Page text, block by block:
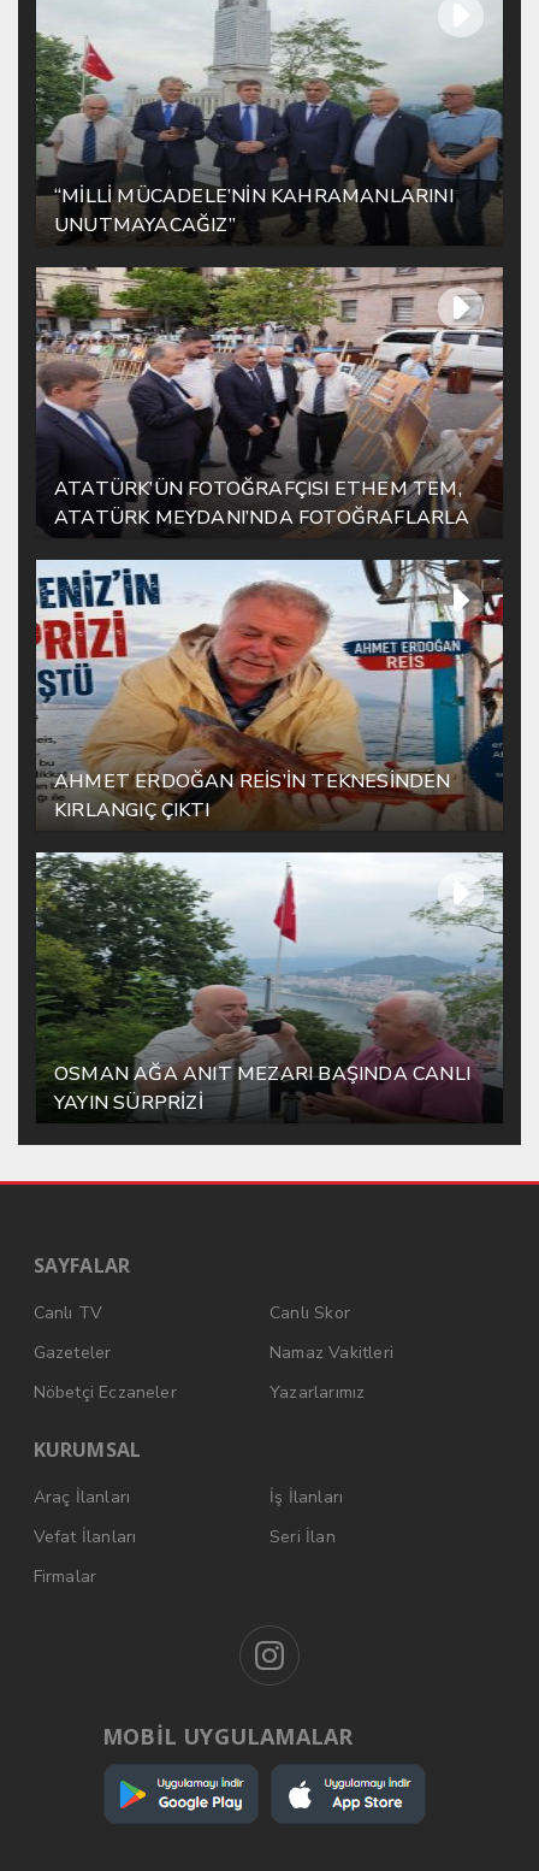
“MİLLİ MÜCADELE’NİN KAHRAMANLARINI
UNUTMAYACAĞIZ”
ATATÜRK’ÜN FOTOĞRAFÇISI ETHEM TEM,
ATATÜRK MEYDANI’NDA FOTOĞRAFLARLA
YAŞATILIYOR
AHMET ERDOĞAN REİS’İN TEKNESİNDEN
KIRLANGIÇ ÇIKTI
OSMAN AĞA ANIT MEZARI BAŞINDA CANLI
YAYIN SÜRPRİZİ
SAYFALAR
Canlı TV
Canlı Skor
Gazeteler
Namaz Vakitleri
Nöbetçi Eczaneler
Yazarlarımız
KURUMSAL
Araç İlanları
İş İlanları
Vefat İlanları
Seri İlan
Firmalar
MOBİL UYGULAMALAR